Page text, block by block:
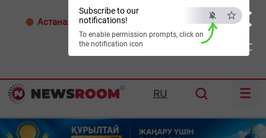
×
ESC
Subscribe to our
notifications!
To enable permission prompts, click on
the notification icon
Астана: 29°C Алматы: Шымкент:33°C
RU ☰